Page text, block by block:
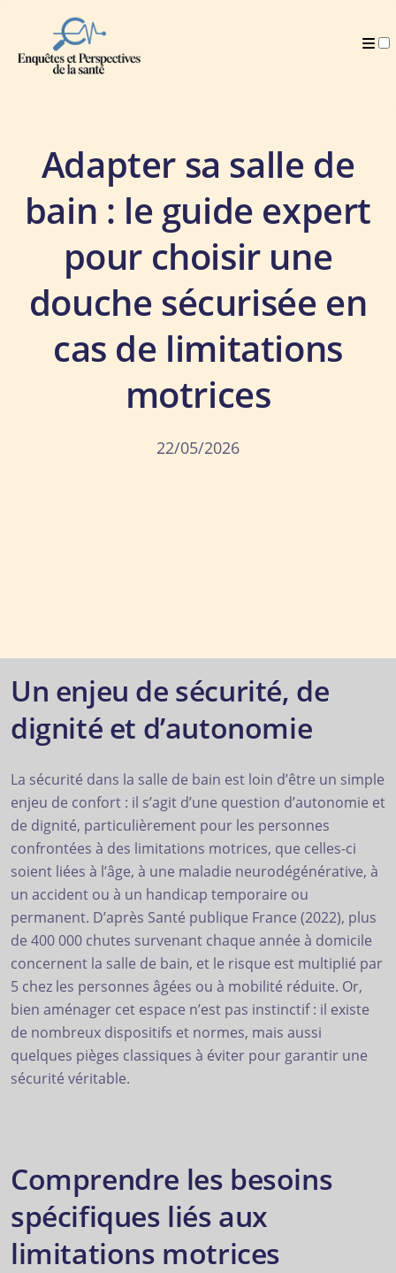
Adapter sa salle de
bain : le guide expert
pour choisir une
douche sécurisée en
cas de limitations
motrices
22/05/2026
Un enjeu de sécurité, de
dignité et d’autonomie
La sécurité dans la salle de bain est loin d’être un simple
enjeu de confort : il s’agit d’une question d’autonomie et
de dignité, particulièrement pour les personnes
confrontées à des limitations motrices, que celles-ci
soient liées à l’âge, à une maladie neurodégénérative, à
un accident ou à un handicap temporaire ou
permanent. D’après Santé publique France (2022), plus
de 400 000 chutes survenant chaque année à domicile
concernent la salle de bain, et le risque est multiplié par
5 chez les personnes âgées ou à mobilité réduite. Or,
bien aménager cet espace n’est pas instinctif : il existe
de nombreux dispositifs et normes, mais aussi
quelques pièges classiques à éviter pour garantir une
sécurité véritable.
Comprendre les besoins
spécifiques liés aux
limitations motrices